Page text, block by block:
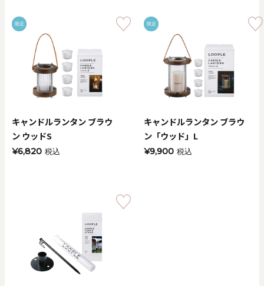
限定
キャンドルランタン ブラウ
ン ウッドS
¥6,820 税込
限定
キャンドルランタン ブラウ
ン「ウッド」L
¥9,900 税込